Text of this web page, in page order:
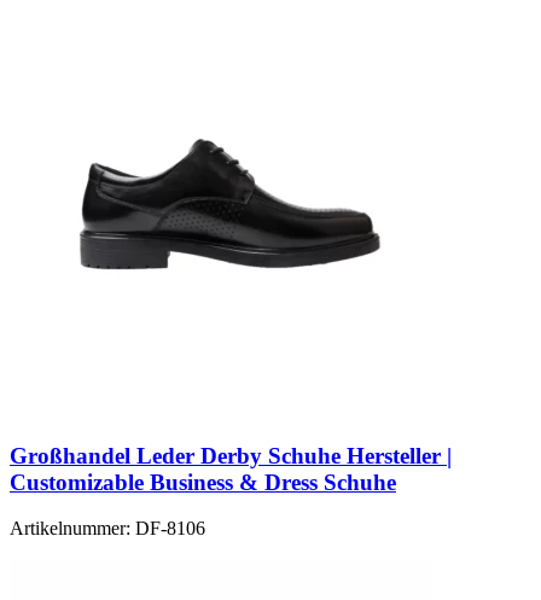
Großhandel Leder Derby Schuhe Hersteller |
Customizable Business & Dress Schuhe
Artikelnummer: DF-8106